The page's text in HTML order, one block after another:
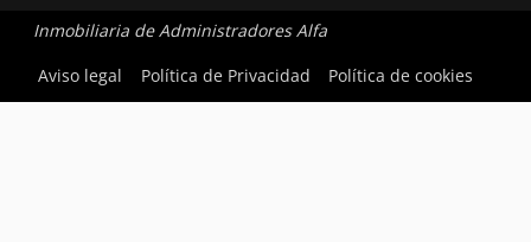
Inmobiliaria de Administradores Alfa
Aviso legal
Política de Privacidad Política de cookies